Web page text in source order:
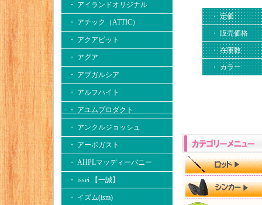
・ アイランドオリジナル
・ アチック（ATTIC）
・ アクアビット
・ アグア
・ アブガルシア
・ アルフハイト
・ アユムプロダクト
・ アンクルジョッシュ
・ アーボガスト
・ AHPLマッディーバニー
・ issei 【一誠】
・ イズム(ism)
・ 定価
・ 販売価格
・ 在庫数
・ カラー